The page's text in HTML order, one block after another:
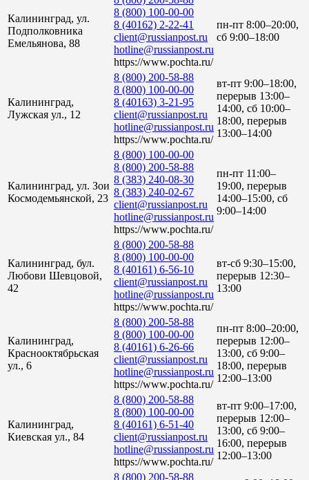
Калининград, ул.
Подполковника
Емельянова, 88
8 (800) 100-00-00
8 (40162) 2-22-41
client@russianpost.ru
hotline@russianpost.ru
https://www.pochta.ru/
пн-пт 8:00–20:00,
сб 9:00–18:00
Калининград,
Лужская ул., 12
8 (800) 200-58-88
8 (800) 100-00-00
8 (40163) 3-21-95
client@russianpost.ru
hotline@russianpost.ru
https://www.pochta.ru/
вт-пт 9:00–18:00,
перерыв 13:00–
14:00, сб 10:00–
18:00, перерыв
13:00–14:00
Калининград, ул. Зои
Космодемьянской, 23
8 (800) 100-00-00
8 (800) 200-58-88
8 (383) 240-08-30
8 (383) 240-02-67
client@russianpost.ru
hotline@russianpost.ru
https://www.pochta.ru/
пн-пт 11:00–
19:00, перерыв
14:00–15:00, сб
9:00–14:00
Калининград, бул.
Любови Шевцовой,
42
8 (800) 200-58-88
8 (800) 100-00-00
8 (40161) 6-56-10
client@russianpost.ru
hotline@russianpost.ru
https://www.pochta.ru/
вт-сб 9:30–15:00,
перерыв 12:30–
13:00
Калининград,
Краснооктябрьская
ул., 6
8 (800) 200-58-88
8 (800) 100-00-00
8 (40161) 6-26-66
client@russianpost.ru
hotline@russianpost.ru
https://www.pochta.ru/
пн-пт 8:00–20:00,
перерыв 12:00–
13:00, сб 9:00–
18:00, перерыв
12:00–13:00
Калининград,
Киевская ул., 84
8 (800) 200-58-88
8 (800) 100-00-00
8 (40161) 6-51-40
client@russianpost.ru
hotline@russianpost.ru
https://www.pochta.ru/
вт-пт 9:00–17:00,
перерыв 12:00–
13:00, сб 9:00–
16:00, перерыв
12:00–13:00
8 (800) 200-58-88